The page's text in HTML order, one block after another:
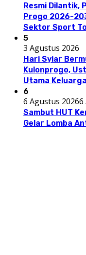
Resmi Dilantik,
Progo 2026-
Sektor Sport
5
3 Agustus 2026
Hari Syiar
Kulonprogo,
Utama
6
6 Agustus 20266
Sambut HUT
Gelar Lomba